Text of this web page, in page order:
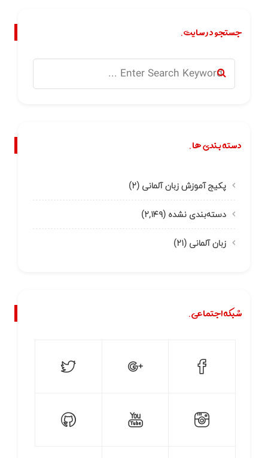
جستجو در سایت.
دسته بندی ها.
پکیج آموزش زبان آلمانی (۲)
دسته‌بندی نشده (۲,۱۴۹)
زبان آلمانی (۲۱)
شبکه اجتماعی.